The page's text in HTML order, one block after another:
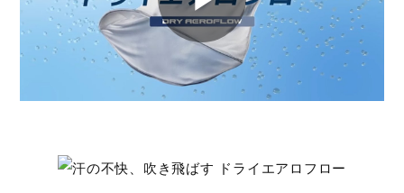
カラー
P